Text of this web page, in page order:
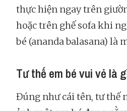
thực hiện ngay trên
hoặc trên ghế sofa khi
bé (ananda balasana) là
Tư thế em bé vui vẻ là
Đúng như cái tên, tư thế